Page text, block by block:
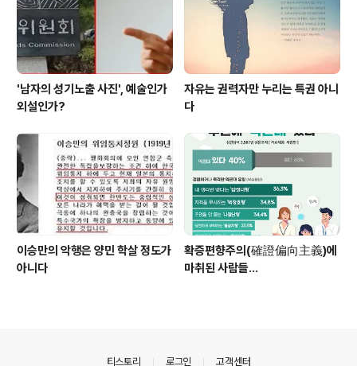
'남자의 성기노출 사진', 예술인가
외설인가?
자유는 권력자만 누리는 특권 아니
다
이승만의 악행은 양민 학살 정도가
아니다
확증편향주의(確證偏向主義)에
마취된 사람들...
티스토리 로그인 고객센터